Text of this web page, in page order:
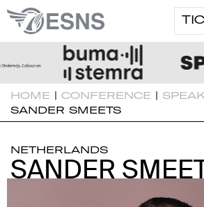
HOME | CONFERENCE |
SANDER SMEETS
NETHERLANDS
SANDER
SANDER